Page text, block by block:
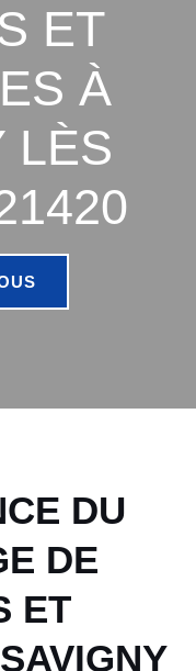
ET
À
LÈS
DU
DE
ET